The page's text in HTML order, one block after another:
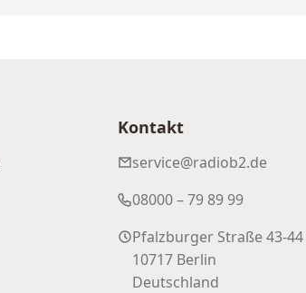
Kontakt
service@radiob2.de
08000 – 79 89 99
Pfalzburger Straße 43-44
10717 Berlin
Deutschland